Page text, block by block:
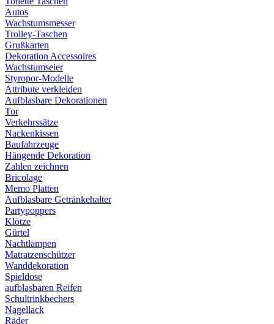
Autos
Wachstumsmesser
Trolley-Taschen
Grußkarten
Dekoration Accessoires
Wachstumseier
Styropor-Modelle
Attribute verkleiden
Aufblasbare Dekorationen
Tor
Verkehrssätze
Nackenkissen
Baufahrzeuge
Hängende Dekoration
Zahlen zeichnen
Bricolage
Memo Platten
Aufblasbare Getränkehalter
Partypoppers
Klötze
Gürtel
Nachtlampen
Matratzenschützer
Wanddekoration
Spieldose
aufblasbaren Reifen
Schultrinkbechers
Nagellack
Räder